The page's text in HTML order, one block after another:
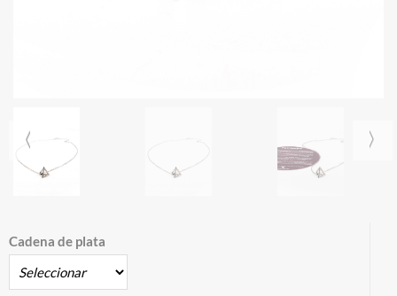
Cadena de plata